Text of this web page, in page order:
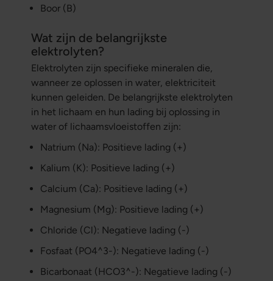
Boor (B)
Wat zijn de belangrijkste
elektrolyten?
Elektrolyten zijn specifieke mineralen die,
wanneer ze oplossen in water, elektriciteit
kunnen geleiden. De belangrijkste elektrolyten
in het lichaam en hun lading bij oplossing in
water of lichaamsvloeistoffen zijn:
Natrium (Na): Positieve lading (+)
Kalium (K): Positieve lading (+)
Calcium (Ca): Positieve lading (+)
Magnesium (Mg): Positieve lading (+)
Chloride (Cl): Negatieve lading (-)
Fosfaat (PO4^3-): Negatieve lading (-)
Bicarbonaat (HCO3^-): Negatieve lading (-)